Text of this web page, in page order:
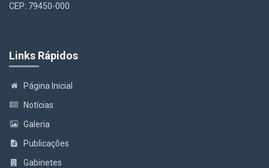
CEP: 79450-000
Links Rápidos
Página Inicial
Notícias
Galeria
Publicações
Gabinetes